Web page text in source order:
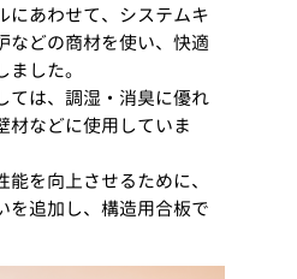
にあわせて、システムキ
などの商材を使い、快適
した。
ては、調湿・消臭に優れ
材などに使用していま
を向上させるために、
を追加し、構造用合板で